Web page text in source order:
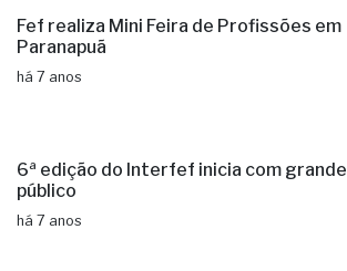
Fef realiza Mini Feira de Profissões em
Paranapuã
há 7 anos
6ª edição do Interfef inicia com grande
público
há 7 anos